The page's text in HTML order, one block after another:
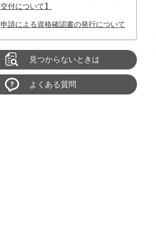
交付について】
申請による資格確認書の発行について
見つからないときは
よくある質問